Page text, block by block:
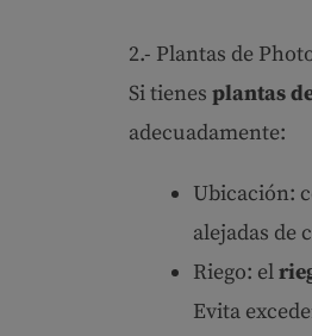
2.- Plantas de
Si tienes plantas
adecuadamente:
Ubicación:
alejadas de
Riego: el
Evita